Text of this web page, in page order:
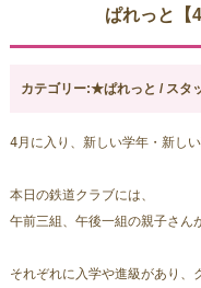
ぱれっと【
カテゴリー:★ぱれっと / スタ
4月に入り、新しい学年・新し
本日の鉄道クラブには、
午前三組、午後一組の親子さん
それぞれに入学や進級があり、